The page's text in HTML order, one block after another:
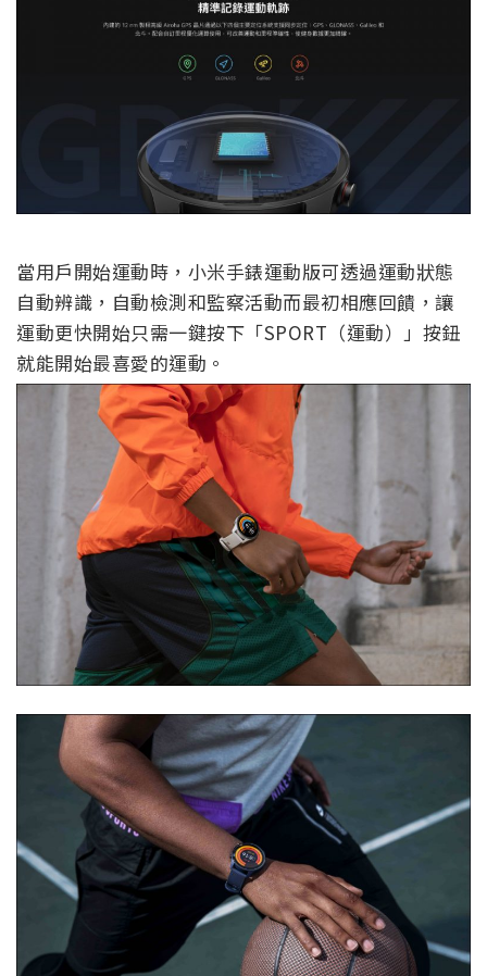
當用戶開始運動時，小米手錶運動版可透過運動狀態
自動辨識，自動檢測和監察活動而最初相應回饋，讓
運動更快開始只需一鍵按下「SPORT（運動）」按鈕
就能開始最喜愛的運動。